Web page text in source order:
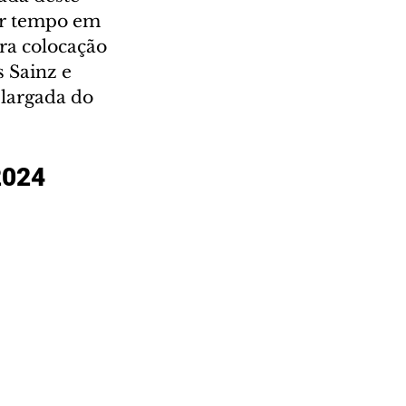
tempo em
colocação
Sainz e
do